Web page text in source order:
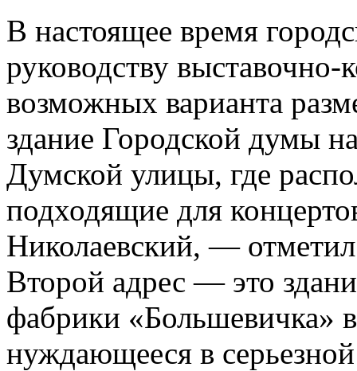
В настоящее время
руководству выставочно-
возможных варианта
здание Городской думы
Думской улицы, где
подходящие для
Николаевский, —
Второй адрес — это
фабрики «Большевичка»
нуждающееся в